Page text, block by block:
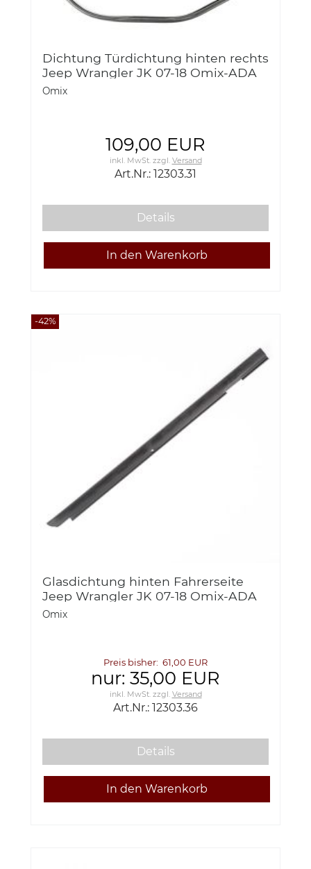
Dichtung Türdichtung hinten rechts
Jeep Wrangler JK 07-18 Omix-ADA
12303.31 Rear Full Door Seal, RH, 07-
Omix
109,00 EUR
inkl. MwSt.zzgl. Versand
Art.Nr.: 12303.31
Details
-42%
Glasdichtung hinten Fahrerseite
Jeep Wrangler JK 07-18 Omix-ADA
12303.36 Outer Glass Seal, Rear, LH,
Omix
Preis bisher: 61,00 EUR
nur: 35,00 EUR
inkl. MwSt.zzgl. Versand
Art.Nr.: 12303.36
Details